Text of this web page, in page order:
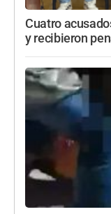
Cuatro
y recibieron